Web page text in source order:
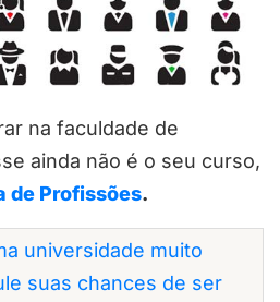
na faculdade de
ainda não é o seu curso,
de Profissões.
universidade muito
suas chances de ser